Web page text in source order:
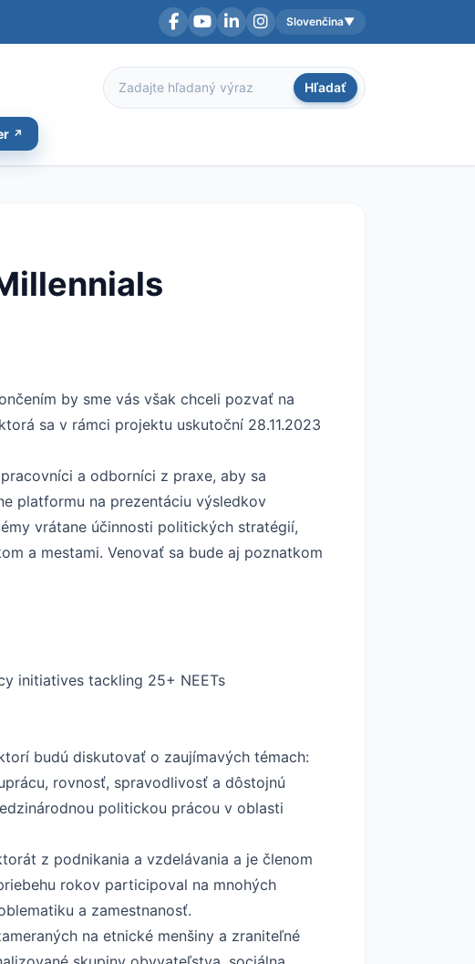
FacebookYouTubeLinkedInInstagramAktuálny jazyk:
Slovenčina▼
Hľadať
Hľadať
by sme vás však chceli pozvať na
ktorá sa v rámci projektu uskutoční 28.11.2023
a odborníci z praxe, aby sa
platformu na prezentáciu výsledkov
vrátane účinnosti politických stratégií,
a mestami. Venovať sa bude aj poznatkom
initiatives tackling 25+ NEETs
budú diskutovať o zaujímavých témach:
rovnosť, spravodlivosť a dôstojnú
politickou prácou v oblasti
z podnikania a vzdelávania a je členom
rokov participoval na mnohých
a zamestnanosť.
na etnické menšiny a zraniteľné